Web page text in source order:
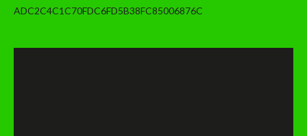
ADC2C4C1C70FDC6FD5B38FC85006876C